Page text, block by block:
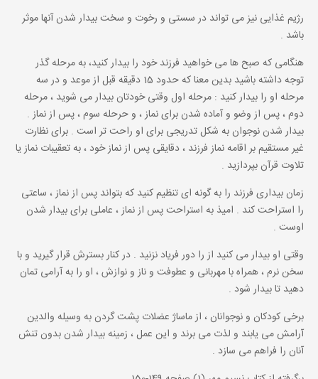
رژیم غذایی نیز می تواند در سستی و رخوت و سخت بیدار شدن آنها موثر
باشد .
هنگامی که صبح ها می خواهید فرزند خود را بیدار کنید، به مرحله گذر
توجه داشته باشید بدین معنا که حدود 15 دقیقه قبل از موعد و در سه
مرحله او را بیدار کنید : مرحله اول وقتی خودتان بیدار می شوید ، مرحله
دوم ، پس از وضو و آماده شدن برای نماز ، و حرحله سوم ، پس از نماز .
بیدار شدن نوجوان به شکل تدریجی برای او راحت تر است . برای نظارت
غیر مستقیم بر اقامه نماز فرزند ، دقایقی پس از نماز خود ، به تعقیبات نماز یا
تلاوت قرآن بپردازید .
زمان بیداری فرزند را به گونه ای تنظیم کنید که بتواند پس از نماز ، ساعتی
را استراحت کند . امیذ به استراحت پس از نماز ، عاملی برای بیدار شدن
اوست .
وقتی او بیدار می کنید از را دور فریاد نزنید . در کنار بسترش قرار گیرید و با
سخن نرم ، همراه با مهربانی و عطوفت و ناز و نوازش ، او را به آرامی تمان
دهید تا بیدار شود .
برخی کودکان و نوجوانان ، از ماساژ عضلات پشت گردن به وسیله والدین
آرامش می یابند و لذت می برند و این عمل ، زمینه بیدار شدن بدون تنش
آنان را فراهم می سازد .